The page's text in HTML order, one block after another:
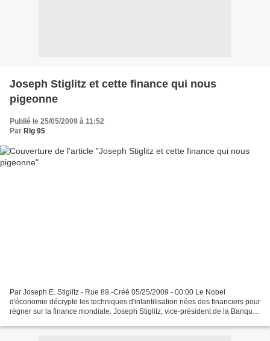
Joseph Stiglitz et cette finance qui nous
pigeonne
Publié le 25/05/2009 à 11:52
Par Rlg 95
Par Joseph E. Stiglitz - Rue 89 -Créé 05/25/2009 - 00:00 Le Nobel
d'économie décrypte les techniques d'infantilisation nées des financiers pour
régner sur la finance mondiale. Joseph Stiglitz, vice-président de la Banque